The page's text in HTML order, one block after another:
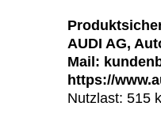
AUDI AG,
Mail:
https://
Nutzlast: 515